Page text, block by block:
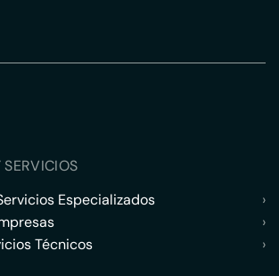
SERVICIOS
Especializados
›
›
Técnicos
›